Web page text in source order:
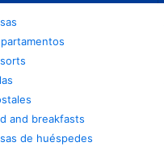
and breakfasts
de huéspedes